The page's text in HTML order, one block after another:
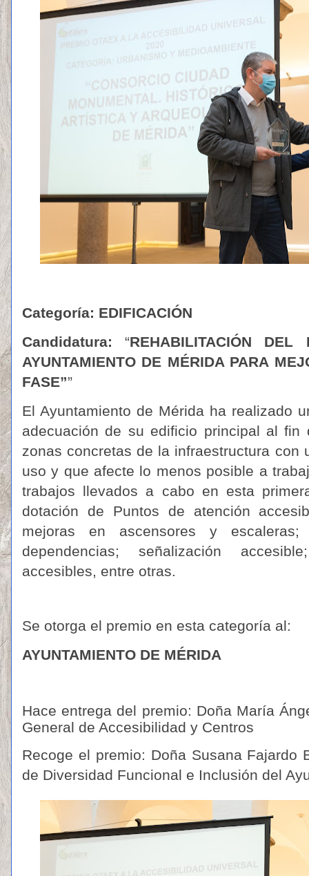
Categoría: EDIFICACIÓN
Candidatura:“REHABILITACIÓN DEL
AYUNTAMIENTO DE MÉRIDA PARA
FASE””
El Ayuntamiento de Mérida ha realizado
adecuación de su edificio principal al
zonas concretas de la infraestructura con
uso y que afecte lo menos posible a
trabajos llevados a cabo en esta
dotación de Puntos de atención
mejoras en ascensores y escaleras;
dependencias; señalización
accesibles, entre otras.
Se otorga el premio en esta categoría al:
AYUNTAMIENTO DE MÉRIDA
Hace entrega del premio: Doña María
General de Accesibilidad y Centros
Recoge el premio: Doña Susana Fajardo
de Diversidad Funcional e Inclusión del